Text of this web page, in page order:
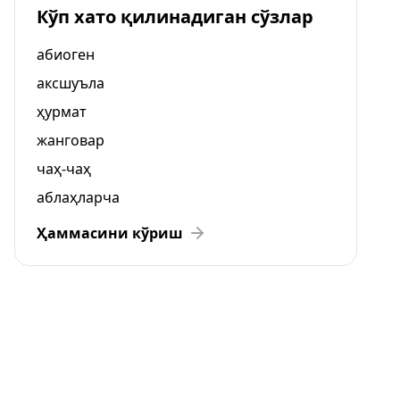
Кўп хато қилинадиган сўзлар
абиоген
аксшуъла
ҳурмат
жанговар
чаҳ-чаҳ
аблаҳларча
Ҳаммасини кўриш